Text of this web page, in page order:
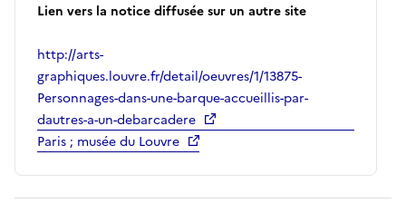
Lien vers la notice diffusée sur un autre site
http://arts-
graphiques.louvre.fr/detail/oeuvres/1/13875-
Personnages-dans-une-barque-accueillis-par-
dautres-a-un-debarcadere
Paris ; musée du Louvre